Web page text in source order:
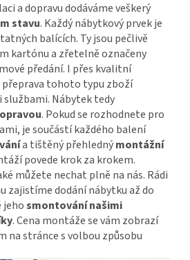
a dopravu dodáváme veškerý
stavu. Každý nábytkový prvek je
balících. Ty jsou pečlivě
kartónu a zřetelně označeny
předání. I přes kvalitní
tohoto typu zboží
Nábytek tedy
. Pokud se rozhodnete pro
je součástí každého balení
a tištěný přehlednýmontážní
povede krok za krokem.
můžete nechat plně na nás. Rádi
zajistíme dodání nábytku až do
jehosmontování našimi
. Cena montáže se vám zobrazí
na stránce s volbou způsobu